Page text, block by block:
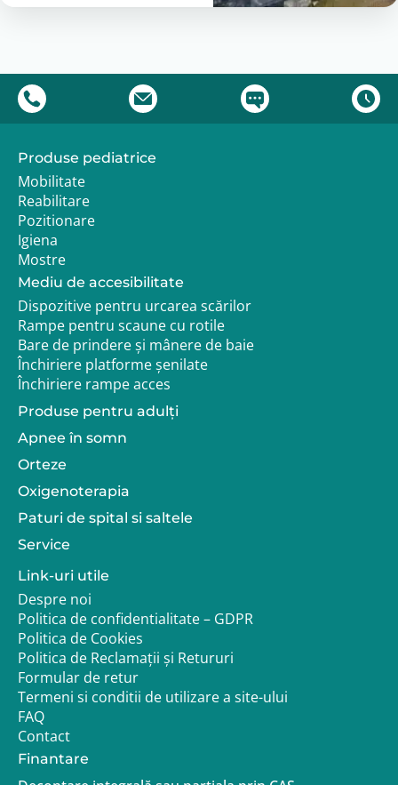
Produse pediatrice
Mobilitate
Reabilitare
Pozitionare
Igiena
Mostre
Mediu de accesibilitate
Dispozitive pentru urcarea scărilor
Rampe pentru scaune cu rotile
Bare de prindere și mânere de baie
Închiriere platforme șenilate
Închiriere rampe acces
Produse pentru adulţi
Apnee în somn
Orteze
Oxigenoterapia
Paturi de spital si saltele
Service
Link-uri utile
Despre noi
Politica de confidentialitate – GDPR
Politica de Cookies
Politica de Reclamații și Retururi
Formular de retur
Termeni si conditii de utilizare a site-ului
FAQ
Contact
Finantare